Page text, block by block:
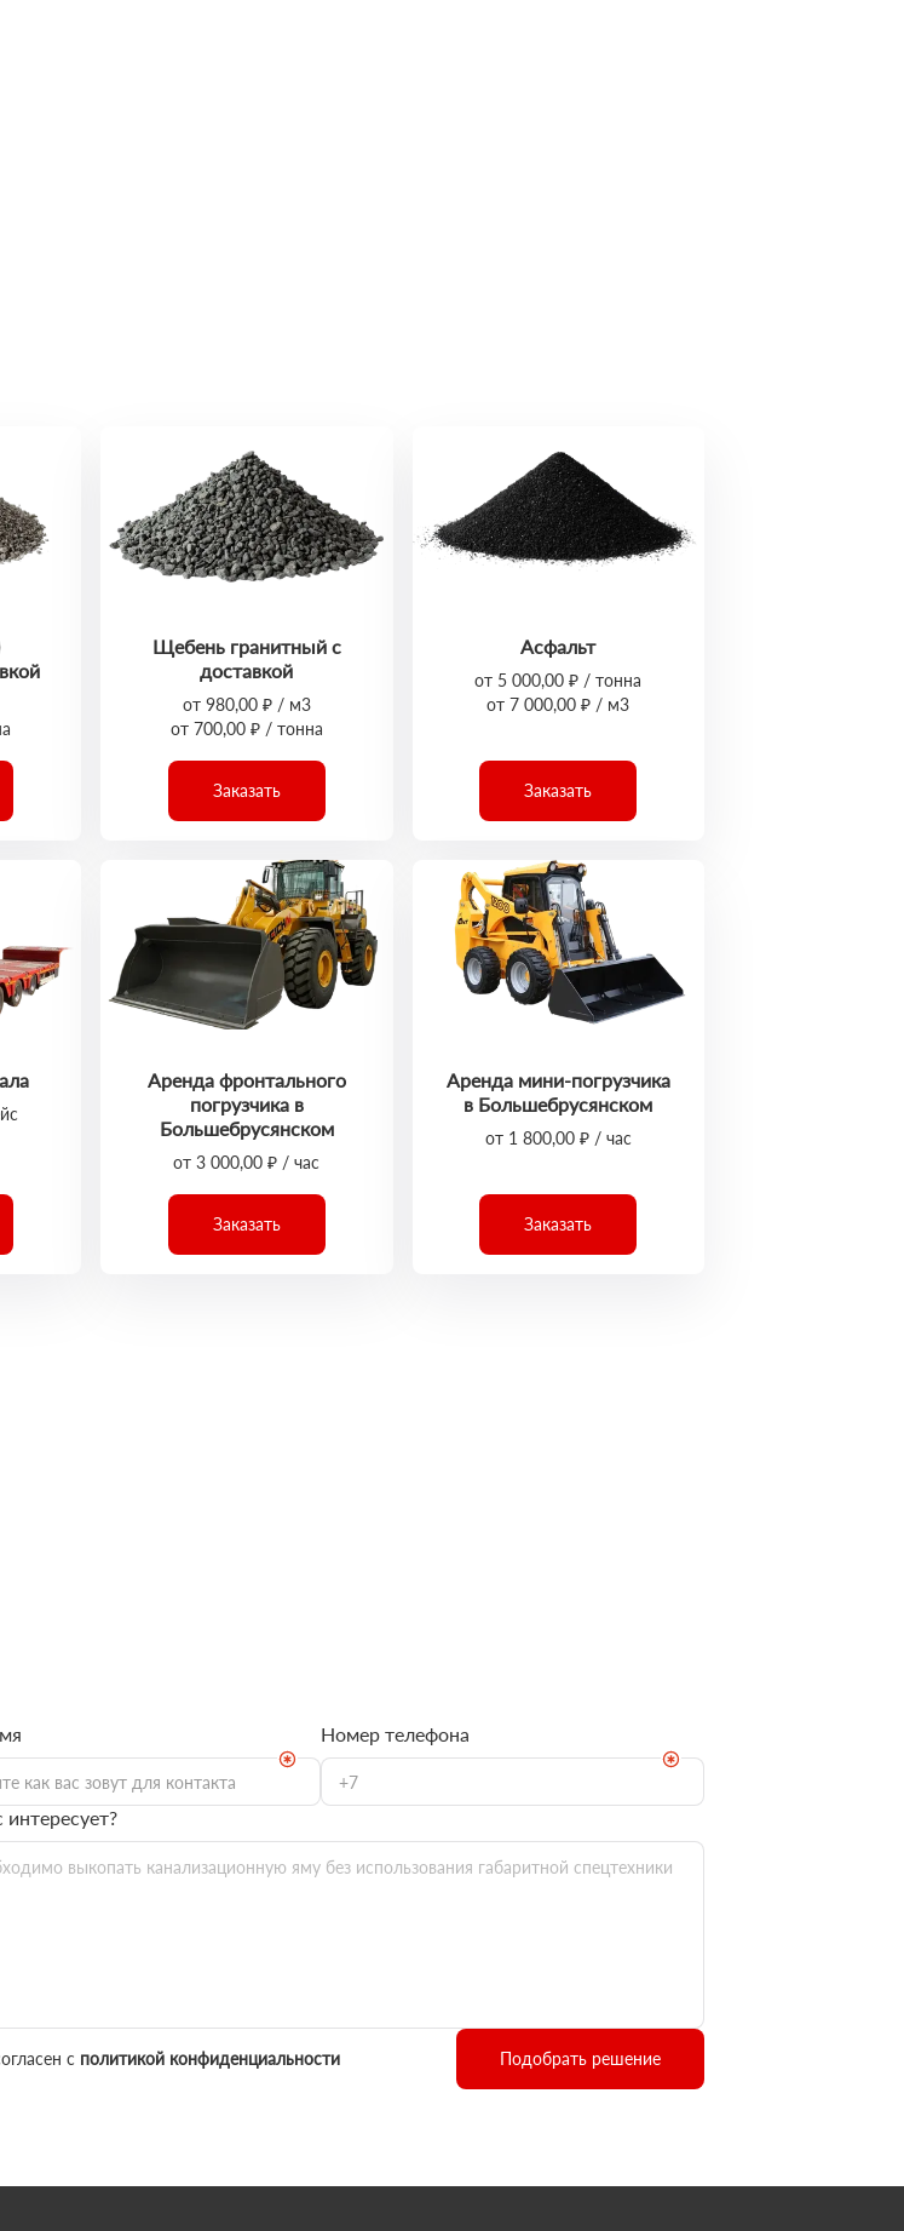
Щебень гранитный с
доставкой
от 980,00 ₽ / м3
от 700,00 ₽ / тонна
Заказать
Асфальт
от 5 000,00 ₽ / тонна
от 7 000,00 ₽ / м3
Заказать
Аренда фронтального
погрузчика в
Большебрусянском
от 3 000,00 ₽ / час
Заказать
Аренда мини-погрузчика
в Большебрусянском
от 1 800,00 ₽ / час
Заказать
Номер телефона
интересует?
с политикой конфиденциальности Подобрать решение